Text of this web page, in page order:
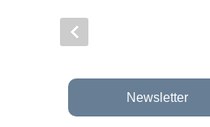
Newsletter